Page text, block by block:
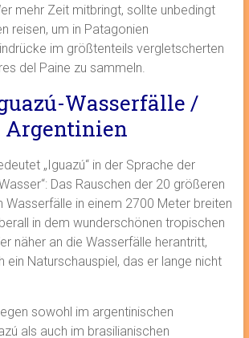
mehr Zeit mitbringt, sollte unbedingt
reisen, um in Patagonien
im größtenteils vergletscherten
del Paine zu sammeln.
Wasserfälle /
Argentinien
„Iguazú“ in der Sprache der
Das Rauschen der 20 größeren
Wasserfälle in einem 2700 Meter breiten
in dem wunderschönen tropischen
näher an die Wasserfälle herantritt,
ein Naturschauspiel, das er lange nicht
sowohl im argentinischen
als auch im brasilianischen